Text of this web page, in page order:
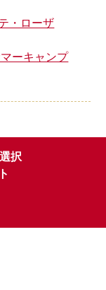
・ローザ
ーキャンプ
択